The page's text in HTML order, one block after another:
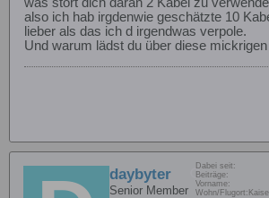
also ich hab irgdenwie geschätzte 10
lieber als das ich d irgendwas verpole.
Und warum lädst du über diese
daybyter
Senior Member
Dabei seit:
Beiträge:
Vorname:
Wohn/Flugort: